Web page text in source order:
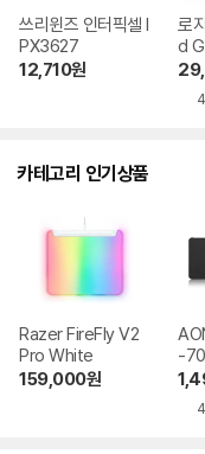
쓰리윈즈 인터픽셀 I
PX3627
12,710원
로
d
카테고리 인기상품
Razer FireFly V2
Pro White
159,000원
-
드